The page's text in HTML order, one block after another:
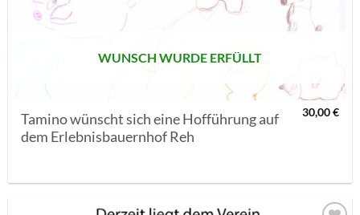
WUNSCH WURDE ERFÜLLT
Tamino wünscht sich eine Hofführung auf
dem Erlebnisbauernhof Reh
30,00€